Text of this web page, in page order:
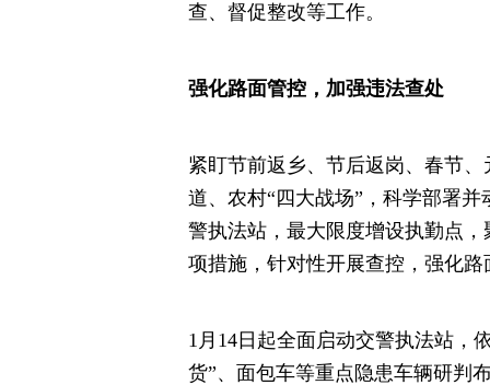
查、督促整改等工作。
强化路面管控，加强违法查处
紧盯节前返乡、节后返岗、春节
道、农村“四大战场”，科学部署
警执法站，最大限度增设执勤点
项措施，针对性开展查控，强化路
1月14日起全面启动交警执法站，
货”、面包车等重点隐患车辆研判